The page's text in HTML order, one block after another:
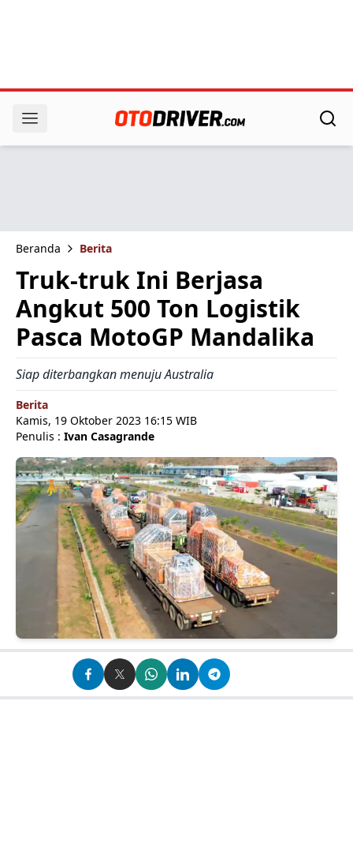
Beranda Berita
Truk-truk Ini Berjasa
Angkut 500 Ton Logistik
Pasca MotoGP Mandalika
Siap diterbangkan menuju Australia
Berita
Kamis, 19 Oktober 2023 16:15 WIB
Penulis : Ivan Casagrande